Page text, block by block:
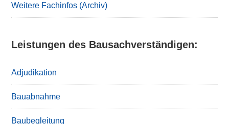
Weitere Fachinfos (Archiv)
Leistungen des Bausachverständigen:
Adjudikation
Bauabnahme
Baubegleitung